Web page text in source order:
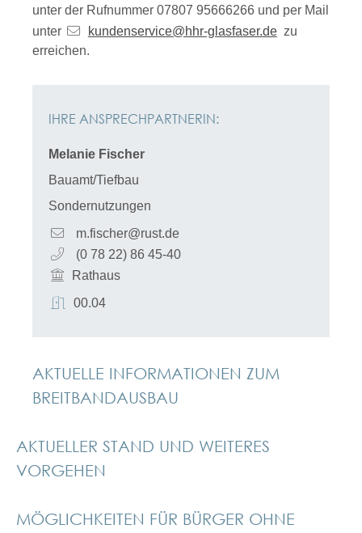
unter der Rufnummer 07807 95666266 und per Mail
unter
kundenservice@hhr-glasfaser.dezu
erreichen.
IHRE ANSPRECHPARTNERIN:
Melanie Fischer
Bauamt/Tiefbau
Sondernutzungen
m.fischer@rust.de
(0 78 22) 86 45-40
Rathaus
00.04
AKTUELLE INFORMATIONEN ZUM
BREITBANDAUSBAU
AKTUELLER STAND UND WEITERES
VORGEHEN
MÖGLICHKEITEN FÜR BÜRGER OHNE